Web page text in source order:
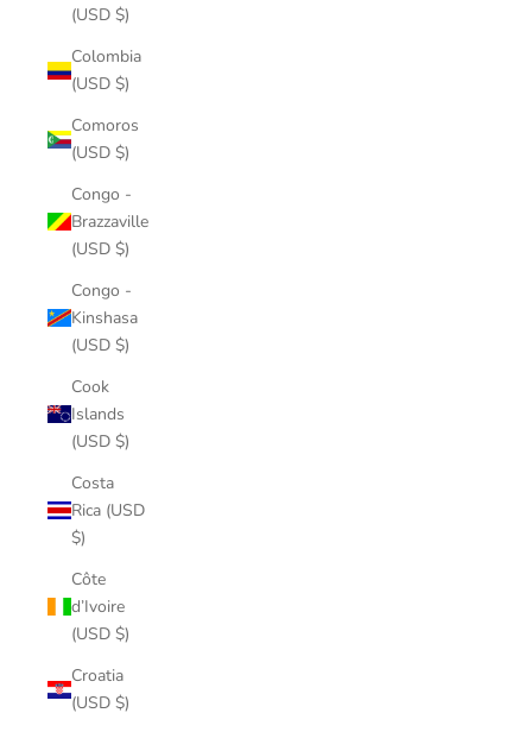
(USD $)
Colombia
(USD $)
Comoros
(USD $)
Congo -
Brazzaville
(USD $)
Congo -
Kinshasa
(USD $)
Cook
Islands
(USD $)
Costa
Rica (USD
$)
Côte
d’Ivoire
(USD $)
Croatia
(USD $)